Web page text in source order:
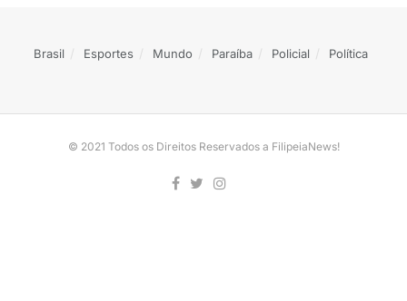
Brasil Esportes Mundo Paraíba Policial Política
© 2021 Todos os Direitos Reservados a FilipeiaNews!